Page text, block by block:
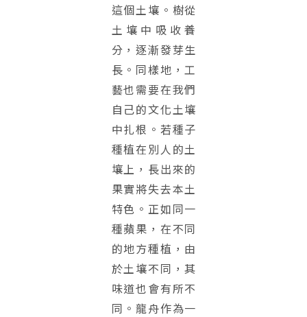
這個土壤。樹從
土壤中吸收養
分，逐漸發芽生
長。同樣地，工
藝也需要在我們
自己的文化土壤
中扎根。若種子
種植在別人的土
壤上，長出來的
果實將失去本土
特色。正如同一
種蘋果，在不同
的地方種植，由
於土壤不同，其
味道也會有所不
同。龍舟作為一